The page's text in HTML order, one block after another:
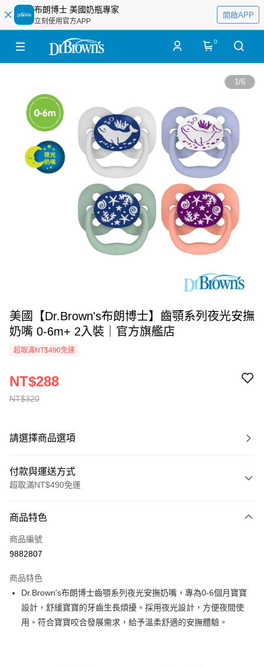
布朗博士 美國奶瓶專家
立刻使用官方APP
開啟APP
0
1/6
美國【Dr.Brown's布朗博士】齒顎系列夜光安撫
奶嘴 0-6m+ 2入裝｜官方旗艦店
超取滿NT$490免運
NT$320
NT$288
請選擇商品選項
付款與運送方式
超取滿NT$490免運
信用卡一次付款
超商取貨付款
Apple Pay
街口支付
商品特色
商品編號
9882807
商品特色
Dr.Brown's布朗博士齒顎系列夜光安撫奶嘴，專為0-6個月寶寶
設計，舒緩寶寶的牙齒生長煩擾。採用夜光設計，方便夜間使
用。符合寶寶咬合發展需求，給予溫柔舒適的安撫體驗。